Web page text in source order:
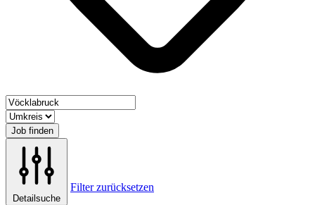
Job finden
Detailsuche
Filter zurücksetzen